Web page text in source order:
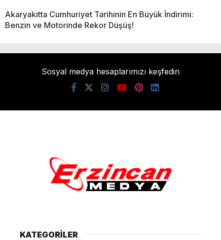
Akaryakıtta Cumhuriyet Tarihinin En Büyük İndirimi:
Benzin ve Motorinde Rekor Düşüş!
Sosyal medya hesaplarımızı keşfedin
KATEGORİLER